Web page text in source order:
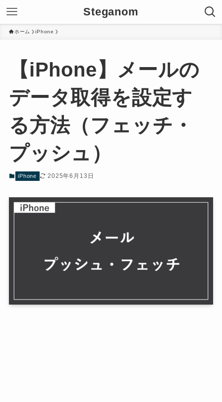
Steganom
ホーム iPhone
【iPhone】メールの
データ取得を設定す
る方法（フェッチ・
プッシュ）
iPhone 2025年6月13日